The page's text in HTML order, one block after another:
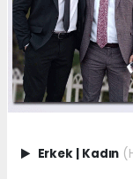
Erkek Kadın